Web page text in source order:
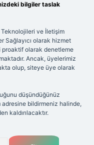
bilgiler taslak
Teknolojileri ve İletişim
Sağlayıcı olarak hizmet
olarak denetleme
Ancak, üyelerimiz
olup, siteye üye olarak
düşündüğünüz
adresine bildirmeniz halinde,
kaldırılacaktır.